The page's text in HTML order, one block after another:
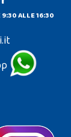
9:30 ALLE 16:30